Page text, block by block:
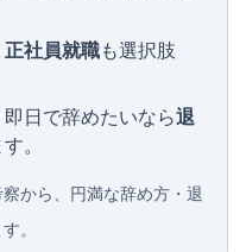
社員就職も選択肢
日で辞めたいなら退
。
から、円満な辞め方・退
。